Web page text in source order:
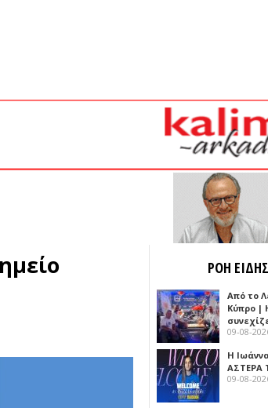
ΡΟΗ
Από το
Κύπρο |
09-08-
Η
ΑΣΤΕΡΑ
09-08-